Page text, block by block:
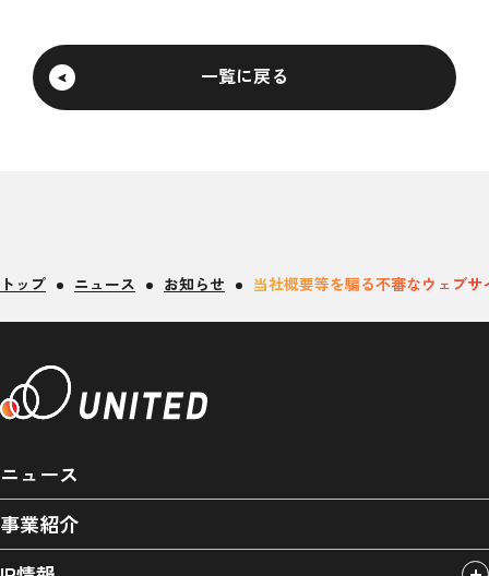
一覧に戻る
トップ ニュース お知らせ 当社概要等を騙る不審なウェブ
ニュース
事業紹介